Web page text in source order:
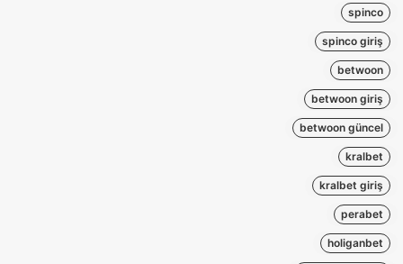
spinco
spinco giriş
betwoon
betwoon giriş
betwoon güncel
kralbet
kralbet giriş
perabet
holiganbet